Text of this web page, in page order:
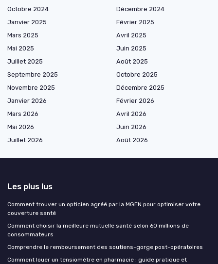
Octobre 2024
Décembre 2024
Janvier 2025
Février 2025
Mars 2025
Avril 2025
Mai 2025
Juin 2025
Juillet 2025
Août 2025
Septembre 2025
Octobre 2025
Novembre 2025
Décembre 2025
Janvier 2026
Février 2026
Mars 2026
Avril 2026
Mai 2026
Juin 2026
Juillet 2026
Août 2026
Les plus lus
Comment trouver un opticien agréé par la MGEN pour optimiser votre
couverture santé
Comment choisir la meilleure mutuelle santé selon 60 millions de
consommateurs
Comprendre le remboursement des soutiens-gorge post-opératoires
Comment louer un tensiomètre en pharmacie : guide pratique et